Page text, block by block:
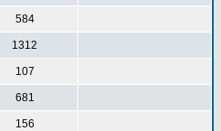
584
1312
107
681
156